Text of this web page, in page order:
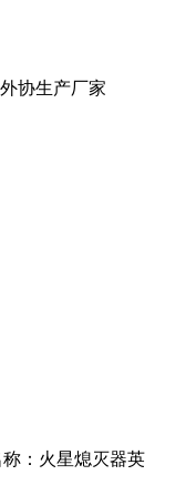
协生产厂家
：火星熄灭器英